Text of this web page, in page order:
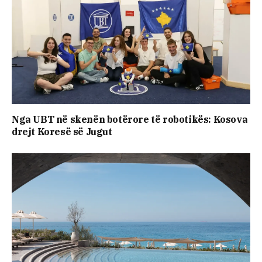
Nga UBT në skenën botërore të robotikës: Kosova
drejt Koresë së Jugut